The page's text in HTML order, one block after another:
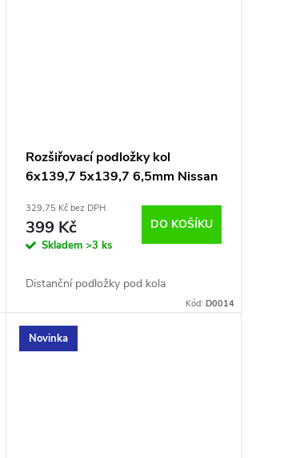
Rozšiřovací podložky kol
6x139,7 5x139,7 6,5mm Nissan
329,75 Kč bez DPH
399 Kč
Skladem >3 ks
DO KOŠÍKU
Distanční podložky pod kola
Kód: D0014
Novinka